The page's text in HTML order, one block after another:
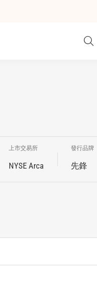
上市交易所
NYSE Arca
發行品牌
先鋒